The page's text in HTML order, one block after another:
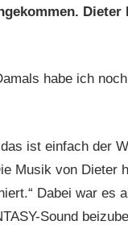
habe ich
ist einfach der
Musik von Dieter
Dabei war es
Sound